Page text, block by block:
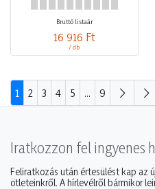
Bruttó listaár
16 916 Ft
/ db
1 2 3 4 5 ... 9
Iratkozzon fel ingyenes
Feliratkozás után értesülést kap az
ötleteinkről. A hírlevélről bármikor